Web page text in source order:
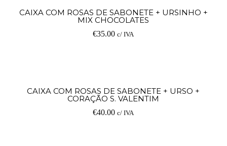
CAIXA COM ROSAS DE SABONETE + URSINHO +
MIX CHOCOLATES
€35.00 c/ IVA
CAIXA COM ROSAS DE SABONETE + URSO +
CORAÇÃO S. VALENTIM
€40.00 c/ IVA